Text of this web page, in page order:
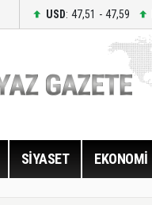
USD: 47,51 - 47,59
SİYASET EKONOMİ